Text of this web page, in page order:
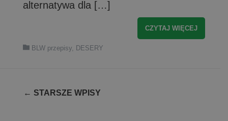
alternatywa dla […]
CZYTAJ WIĘCEJ
BLW przepisy, DESERY
Nawigacja
← STARSZE WPISY